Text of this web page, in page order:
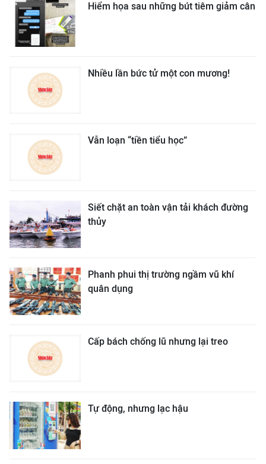
Hiểm họa sau những bút tiêm giảm cân
Nhiều lần bức tử một con mương!
Vẫn loạn “tiền tiểu học”
Siết chặt an toàn vận tải khách đường
thủy
Phanh phui thị trường ngầm vũ khí
quân dụng
Cấp bách chống lũ nhưng lại treo
Tự động, nhưng lạc hậu